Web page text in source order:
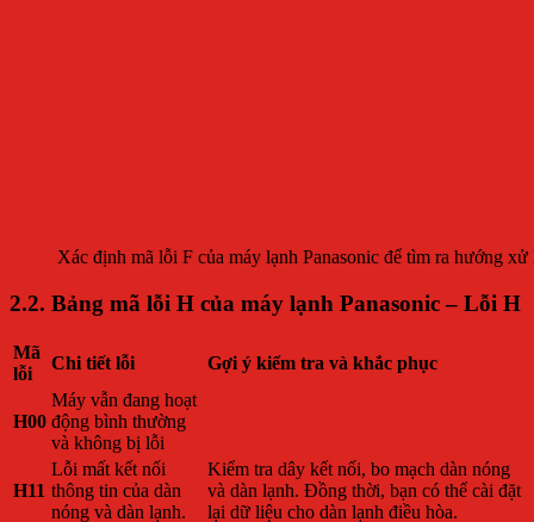
Xác định mã lỗi F của máy lạnh Panasonic để tìm ra hướng xử
2.2. Bảng mã lỗi H của máy lạnh Panasonic – Lỗi H
Mã
lỗi
Chi tiết lỗi Gợi ý kiểm tra và khắc phục
H00
Máy vẫn đang hoạt
động bình thường
và không bị lỗi
H11
Lỗi mất kết nối
thông tin của dàn
nóng và dàn lạnh.
Kiểm tra dây kết nối, bo mạch dàn nóng
và dàn lạnh. Đồng thời, bạn có thể cài đặt
lại dữ liệu cho dàn lạnh điều hòa.